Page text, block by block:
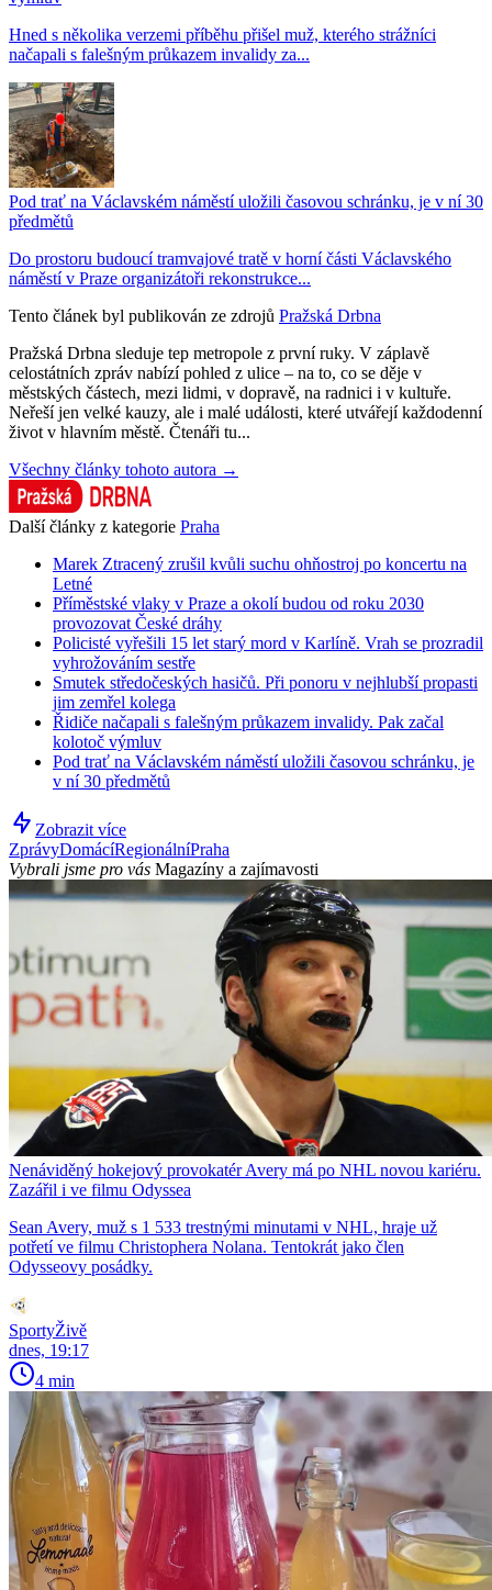
Hned s několika verzemi příběhu přišel muž, kterého strážníci
načapali s falešným průkazem invalidy za...
Pod trať na Václavském náměstí uložili časovou schránku, je v ní 30
předmětů
Do prostoru budoucí tramvajové tratě v horní části Václavského
náměstí v Praze organizátoři rekonstrukce...
Tento článek byl publikován ze zdrojů Pražská Drbna
Pražská Drbna sleduje tep metropole z první ruky. V záplavě
celostátních zpráv nabízí pohled z ulice – na to, co se děje v
městských částech, mezi lidmi, v dopravě, na radnici i v kultuře.
Neřeší jen velké kauzy, ale i malé události, které utvářejí každodenní
život v hlavním městě. Čtenáři tu...
Všechny články tohoto autora →
Další články z kategorie Praha
Marek Ztracený zrušil kvůli suchu ohňostroj po koncertu na
Letné
Příměstské vlaky v Praze a okolí budou od roku 2030
provozovat České dráhy
Policisté vyřešili 15 let starý mord v Karlíně. Vrah se prozradil
vyhrožováním sestře
Smutek středočeských hasičů. Při ponoru v nejhlubší propasti
jim zemřel kolega
Řidiče načapali s falešným průkazem invalidy. Pak začal
kolotoč výmluv
Pod trať na Václavském náměstí uložili časovou schránku, je
v ní 30 předmětů
Zobrazit více
ZprávyDomácíRegionálníPraha
Vybrali jsme pro vás Magazíny a zajímavosti
Nenáviděný hokejový provokatér Avery má po NHL novou kariéru.
Zazářil i ve filmu Odyssea
Sean Avery, muž s 1 533 trestnými minutami v NHL, hraje už
potřetí ve filmu Christophera Nolana. Tentokrát jako člen
Odysseovy posádky.
SportyŽivě
dnes, 19:17
4 min